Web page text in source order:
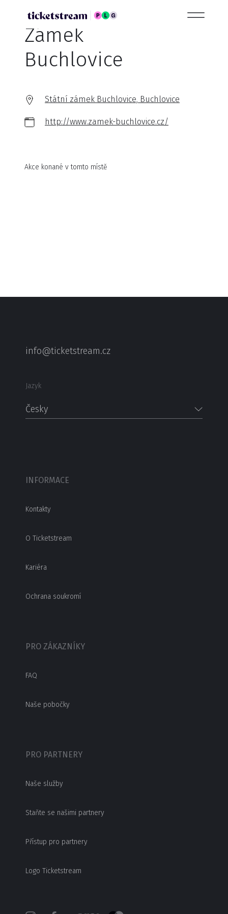
Zámek
Buchlovice
Státní zámek Buchlovice, Buchlovice
http://www.zamek-buchlovice.cz/
Akce konané v tomto místě
info@ticketstream.cz
Jazyk
Česky
INFORMACE
Kontakty
O Ticketstream
Kariéra
Ochrana soukromí
PRO ZÁKAZNÍKY
FAQ
Naše pobočky
PRO PARTNERY
Naše služby
Staňte se našimi partnery
Přístup pro partnery
Logo Ticketstream